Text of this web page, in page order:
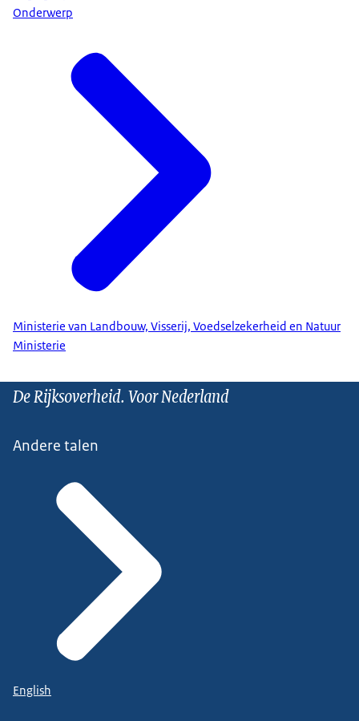
Onderwerp
Ministerie van Landbouw, Visserij, Voedselzekerheid en Natuur
Ministerie
De Rijksoverheid. Voor Nederland
Andere talen
English